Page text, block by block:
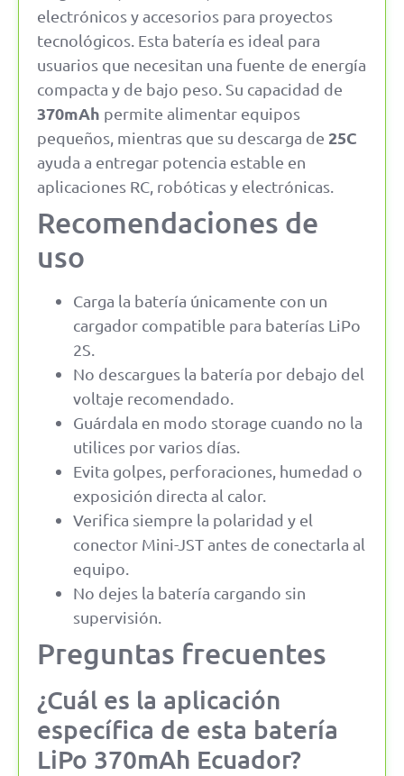
electrónicos y accesorios para proyectos
tecnológicos. Esta batería es ideal para
usuarios que necesitan una fuente de energía
compacta y de bajo peso. Su capacidad de
370mAh permite alimentar equipos
pequeños, mientras que su descarga de 25C
ayuda a entregar potencia estable en
aplicaciones RC, robóticas y electrónicas.
Recomendaciones de
uso
Carga la batería únicamente con un
cargador compatible para baterías LiPo
2S.
No descargues la batería por debajo del
voltaje recomendado.
Guárdala en modo storage cuando no la
utilices por varios días.
Evita golpes, perforaciones, humedad o
exposición directa al calor.
Verifica siempre la polaridad y el
conector Mini-JST antes de conectarla al
equipo.
No dejes la batería cargando sin
supervisión.
Preguntas frecuentes
¿Cuál es la aplicación
específica de esta batería
LiPo 370mAh Ecuador?